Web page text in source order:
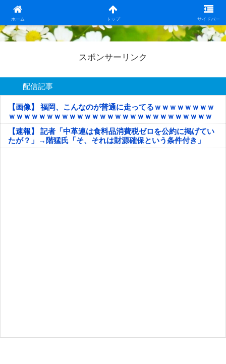
ホーム トップ サイドバー
日本第一！ニュース録
スポンサーリンク
配信記事
【画像】 福岡、こんなのが普通に走ってるｗｗｗｗｗｗｗｗ
ｗｗｗｗｗｗｗｗｗｗｗｗｗｗｗｗｗｗｗｗｗｗｗｗｗｗｗ
ｗｗｗｗｗ
【速報】 記者「中革連は食料品消費税ゼロを公約に掲げてい
たが？」→階猛氏「そ、それは財源確保という条件付き」